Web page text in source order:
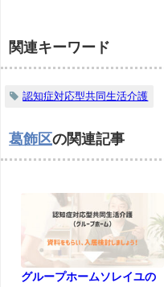
関連キーワード
認知症対応型共同生活介護
葛飾区の関連記事
グループホームソレイユの